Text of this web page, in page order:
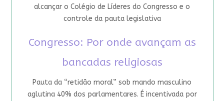
alcançar o Colégio de Líderes do Congresso e o
controle da pauta legislativa
Congresso: Por onde avançam as
bancadas religiosas
Pauta da “retidão moral” sob mando masculino
aglutina 40% dos parlamentares. É incentivada por